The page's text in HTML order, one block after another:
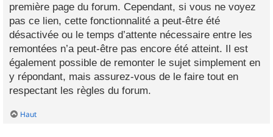
première page du forum. Cependant, si vous ne voyez
pas ce lien, cette fonctionnalité a peut-être été
désactivée ou le temps d’attente nécessaire entre les
remontées n’a peut-être pas encore été atteint. Il est
également possible de remonter le sujet simplement en
y répondant, mais assurez-vous de le faire tout en
respectant les règles du forum.
Haut